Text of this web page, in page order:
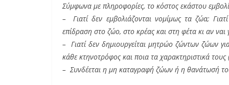
Σύμφωνα με πληροφορίες, το κόστος εκάστου
– Γιατί δεν εμβολιάζονται νομίμως τα ζώα;
επίδραση στο ζώο, στο κρέας και στη φέτα κι αν ναι
– Γιατί δεν δημιουργείται μητρώο ζώντων ζώων
κάθε κτηνοτρόφος και ποια τα χαρακτηριστικά τους
– Συνδέεται η μη καταγραφή ζώων ή η θανάτωσή